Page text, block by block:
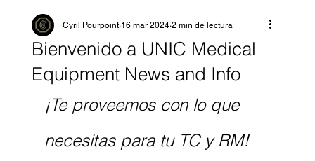
Bienvenido a UNIC Medical
Equipment News and Info
Cyril Pourpoint 16 mar 2024 2 min de lectura
¡Te proveemos con lo que
necesitas para tu TC y RM!